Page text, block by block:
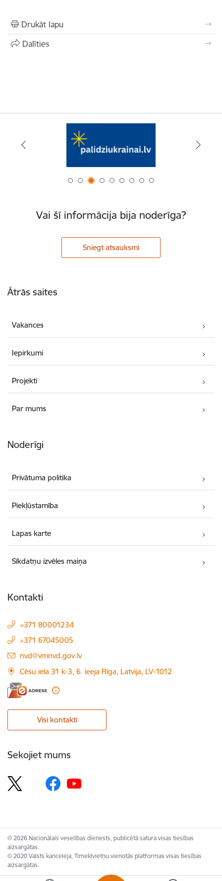
Drukāt lapu
Dalīties
Vai šī informācija bija noderīga?
Sniegt atsauksmi
Ātrās saites
Vakances
Iepirkumi
Projekti
Par mums
Noderīgi
Privātuma politika
Piekļūstamība
Lapas karte
Sīkdatņu izvēles maiņa
Kontakti
+371 80001234
+371 67045005
E-pasts:
nvd@vmnvd.gov.lv
Cēsu iela 31 k-3, 6. ieeja Rīga, Latvija, LV-1012
Visi kontakti
Sekojiet mums
© 2026 Nacionālais veselības dienests, publicētā satura visas tiesības
aizsargātas.
© 2020 Valsts kanceleja, Tīmekļvietņu vienotās platformas visas tiesības
aizsargātas.